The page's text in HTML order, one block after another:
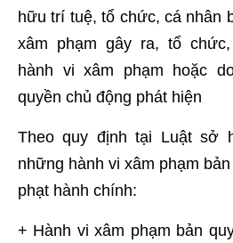
hữu trí tuệ, tổ chức, cá nhân
xâm phạm gây ra, tổ
hành vi xâm phạm hoặc
quyền chủ động phát hiện
Theo quy định tại Luật sở
những hành vi xâm phạm
phạt hành chính:
+ Hành vi xâm phạm bản